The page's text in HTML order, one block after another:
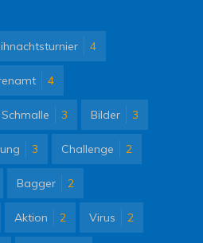
4
4
Schmalle 3 Bilder 3
3 Challenge 2
Bagger 2
Aktion 2 Virus 2